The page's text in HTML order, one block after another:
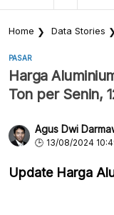
Home Data Stories
PASAR
Harga
Ton per Senin,
Agus Dwi
13/08/2024
Update Harga